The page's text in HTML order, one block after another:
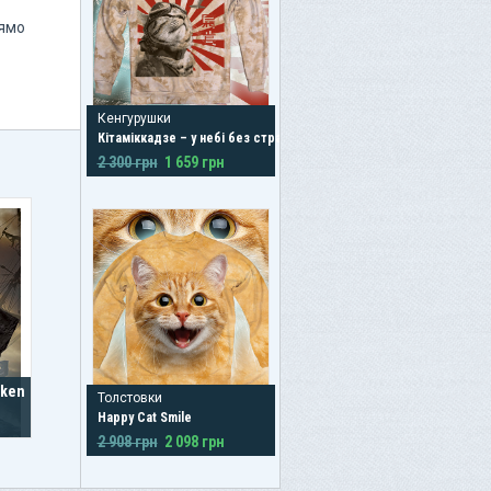
Кенгурушки
Кітаміккадзе – у небі без страху!
2 300 грн 1 659 грн
Толстовки
Happy Cat Smile
2 908 грн 2 098 грн